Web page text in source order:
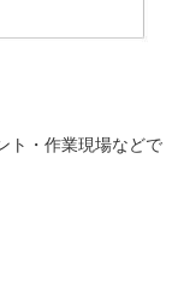
ト・作業現場などで